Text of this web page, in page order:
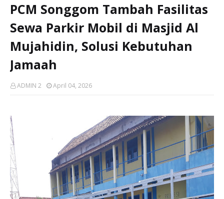
PCM Songgom Tambah Fasilitas
Sewa Parkir Mobil di Masjid Al
Mujahidin, Solusi Kebutuhan
Jamaah
ADMIN 2 April 04, 2026